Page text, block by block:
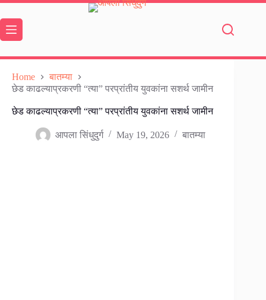
Skip
content
Home
बातम्या
छेड काढल्याप्रकरणी “त्या” परप्रांतीय युवकांना सशर्थ जामीन
छेड काढल्याप्रकरणी “त्या” परप्रांतीय युवकांना सशर्थ जामीन
आपला सिंधुदुर्ग May 19, 2026 बातम्या